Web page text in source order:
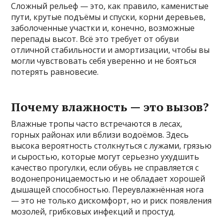
Сложный рельеф — это, как правило, каменистые
пути, крутые подъёмы и спуски, корни деревьев,
заболоченные участки и, конечно, возможные
перепады высот. Всё это требует от обуви
отличной стабильности и амортизации, чтобы вы
могли чувствовать себя уверенно и не бояться
потерять равновесие.
Почему влажность — это вызов?
Влажные тропы часто встречаются в лесах,
горных районах или вблизи водоёмов. Здесь
высока вероятность столкнуться с лужами, грязью
и сыростью, которые могут серьезно ухудшить
качество прогулки, если обувь не справляется с
водонепроницаемостью и не обладает хорошей
дышащей способностью. Переувлажнённая нога
— это не только дискомфорт, но и риск появления
мозолей, грибковых инфекций и простуд.